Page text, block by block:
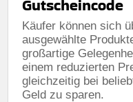
Gutscheincode
Käufer können sich
ausgewählte
großartige
einem reduzierten
gleichzeitig bei
Geld zu sparen.